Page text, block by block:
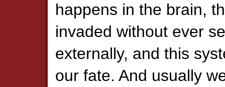
happens in the brain,
invaded without ever
externally, and this
our fate. And usually